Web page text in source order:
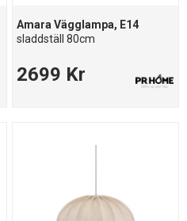
Amara Vägglampa, E14
sladdställ 80cm
2699 Kr